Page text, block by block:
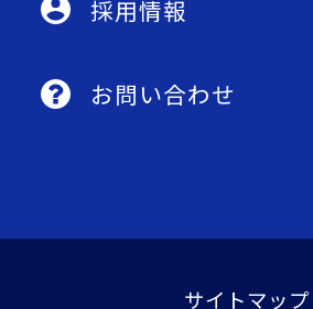
採用情報
お問い合わせ
サイトマップ